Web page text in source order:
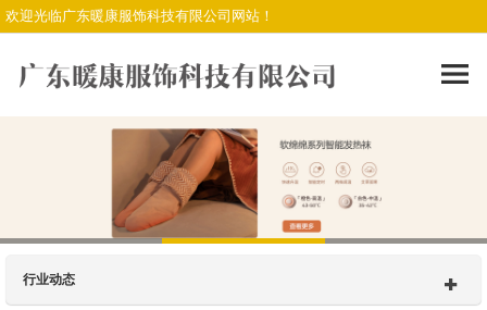
欢迎光临广东暖康服饰科技有限公司网站！
行业动态